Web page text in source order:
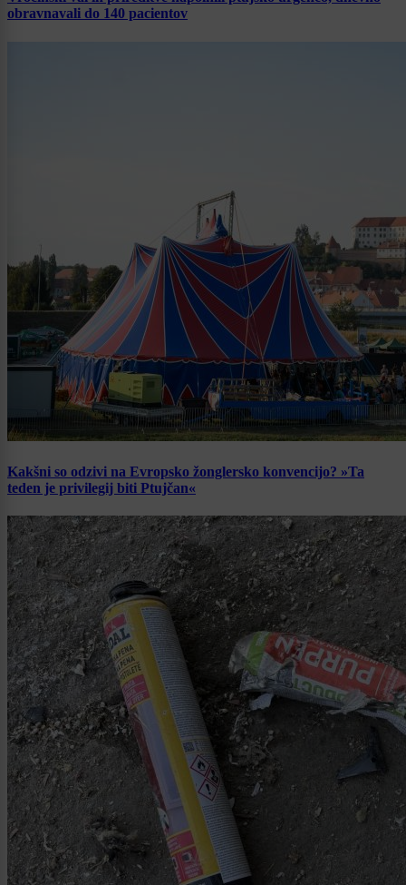
obravnavali do 140 pacientov
Kakšni so odzivi na Evropsko žonglersko konvencijo? »Ta
teden je privilegij biti Ptujčan«